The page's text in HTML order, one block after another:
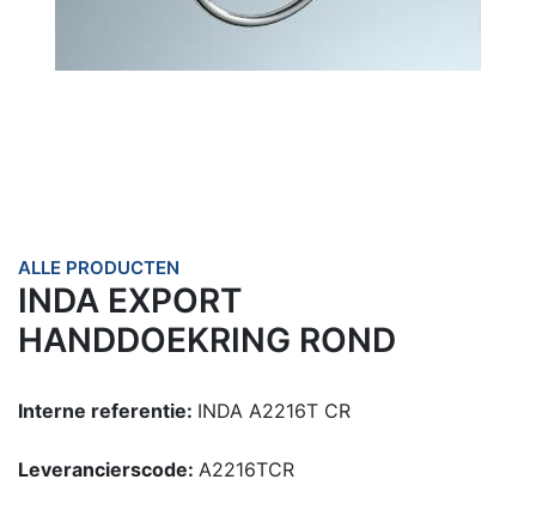
ALLE PRODUCTEN
INDA EXPORT
HANDDOEKRING ROND
Interne referentie: INDA A2216T CR
Leverancierscode: A2216TCR